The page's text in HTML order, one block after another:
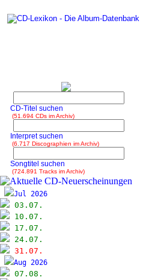
CD-Titel suchen
(51.694 CDs im Archiv)
Interpret suchen
(6.717 Discographien im Archiv)
Songtitel suchen
(724.891 Tracks im Archiv)
Jul 2026
03.07.
10.07.
17.07.
24.07.
31.07.
Aug 2026
07.08.